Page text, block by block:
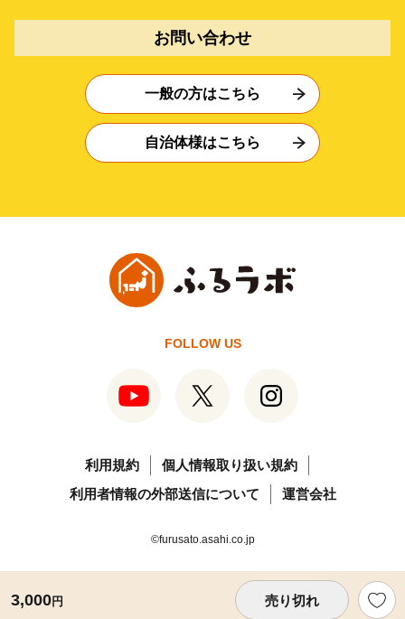
3,000円 売り切れ
お問い合わせ
一般の方はこちら
自治体様はこちら
FOLLOW US
利用規約
個人情報取り扱い規約
利用者情報の外部送信について
運営会社
©furusato.asahi.co.jp